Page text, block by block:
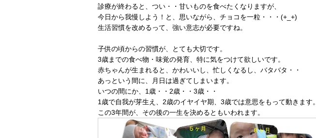
診療が終わると、つい・・甘いものを食べたくなりますが、
今日から我慢しよう！と、思いながら、チョコを一粒・・・(+_+)
生活習慣を改めるって、強い意志が必要ですね。
子供の頃からの習慣が、とても大切です。
3歳までの食べ物・味覚の発育、特に気をつけて欲しいです。
赤ちゃんが生まれると、かわいいし、忙しくなるし、バタバタ・・
あっという間に、月日は過ぎてしまいます。
いつの間にか、1歳・・2歳・・3歳・・
1歳で自我が芽生え、2歳のイヤイヤ期、3歳では意思をもって動きます。
この3年間が、その後の一生を決めるともいわれます。